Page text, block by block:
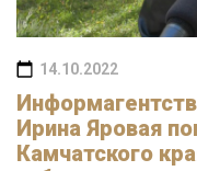
14.10.2022
Ирина Яровая
Камчатского